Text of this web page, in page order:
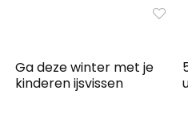
Ga deze winter met je
kinderen ijsvissen